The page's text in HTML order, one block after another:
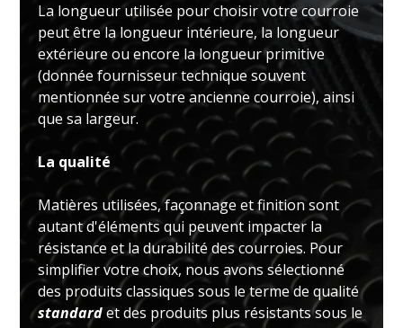
La longueur utilisée pour choisir votre courroie
peut être la longueur intérieure, la longueur
extérieure ou encore la longueur primitive
(donnée fournisseur technique souvent
mentionnée sur votre ancienne courroie), ainsi
que sa largeur.
La qualité
Matières utilisées, façonnage et finition sont
autant d'éléments qui peuvent impacter la
résistance et la durabilité des courroies. Pour
simplifier votre choix, nous avons sélectionné
des produits classiques sous le terme de qualité
standardet des produits plus résistants sous le